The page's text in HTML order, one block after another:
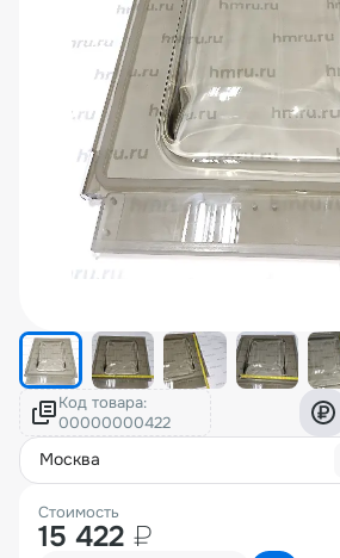
Код товара:
москва
Стоимость
15 422 ₽